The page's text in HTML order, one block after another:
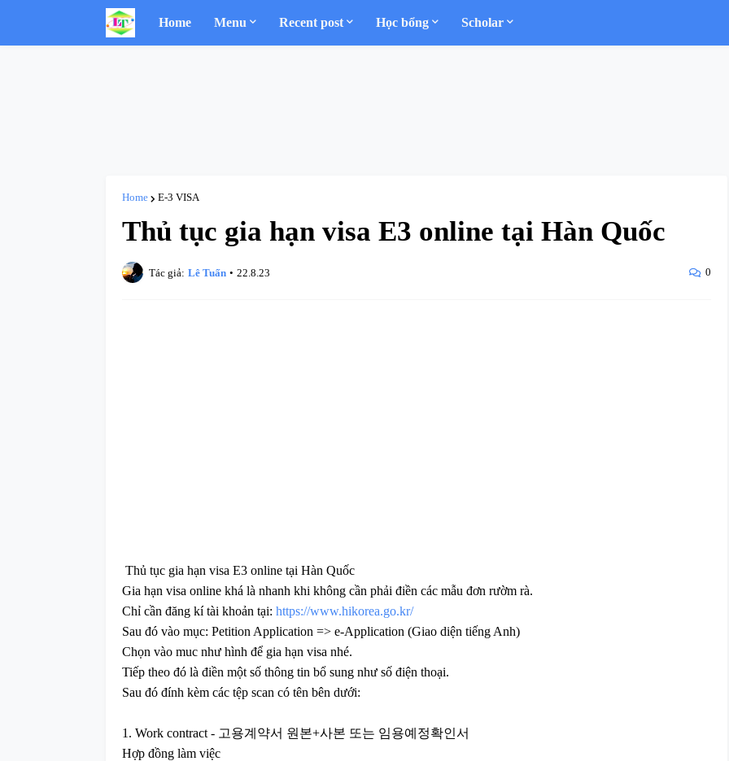
Home Menu Recent post Học bổng Scholar
Home E-3 VISA
Thủ tục gia hạn visa E3 online tại Hàn Quốc
Tác giả: Lê Tuấn • 22.8.23 0
Thủ tục gia hạn visa E3 online tại Hàn Quốc
Gia hạn visa online khá là nhanh khi không cần phải điền các mẫu đơn rườm rà.
Chỉ cần đăng kí tài khoản tại: https://www.hikorea.go.kr/
Sau đó vào mục: Petition Application => e-Application (Giao diện tiếng Anh)
Chọn vào muc như hình để gia hạn visa nhé.
Tiếp theo đó là điền một số thông tin bổ sung như số điện thoại.
Sau đó đính kèm các tệp scan có tên bên dưới:
1. Work contract - 고용계약서 원본+사본 또는 임용예정확인서
Hợp đồng làm việc